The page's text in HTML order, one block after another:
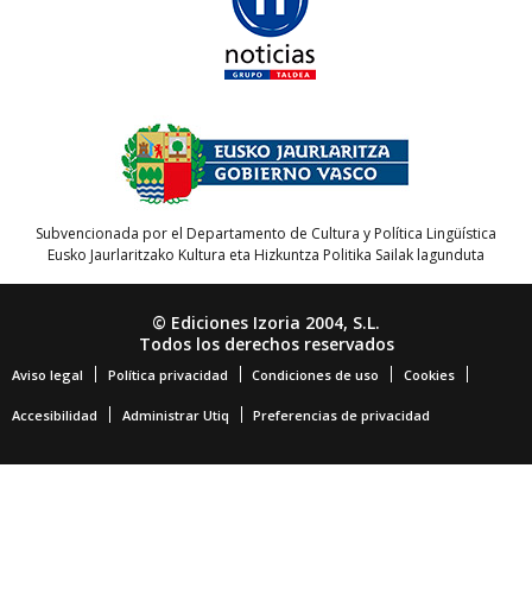
Subvencionada por el Departamento de Cultura y Política Lingüística
Eusko Jaurlaritzako Kultura eta Hizkuntza Politika Sailak lagunduta
© Ediciones Izoria 2004, S.L.
Todos los derechos reservados
Aviso legal Política privacidad Condiciones de uso Cookies
Accesibilidad Administrar Utiq Preferencias de privacidad